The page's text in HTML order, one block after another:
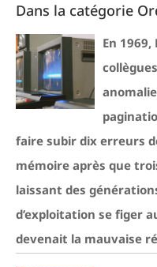
Dans la catégorie
En
faire subir dix erreurs
mémoire après que
laissant des
d’exploitation se figer
devenait la mauvaise